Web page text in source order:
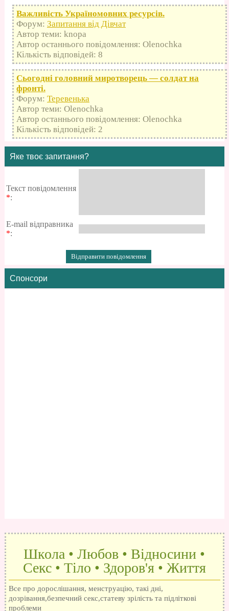
Важливість Україномовних ресурсів.
Форум: Запитання від Дівчат
Автор теми: knopa
Автор останнього повідомлення: Olenochka
Кількість відповідей: 8
Сьогодні головний миротворець — солдат на
фронті.
Форум: Теревенька
Автор теми: Olenochka
Автор останнього повідомлення: Olenochka
Кількість відповідей: 2
Яке твоє запитання?
Текст повідомлення
*:
E-mail відправника
*:
Спонсори
Школа • Любов • Відносини •
Секс • Тіло • Здоров'я • Життя
Все про дорослішання, менструацію, такі дні,
дозрівання,безпечний секс,статеву зрілість та підліткові
проблеми